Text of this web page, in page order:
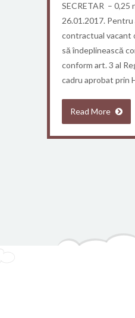
SECRETAR – 0,25
26.01.2017.
contractual vacant
să îndeplinească
conform art. 3 al
cadru aprobat prin
Read More